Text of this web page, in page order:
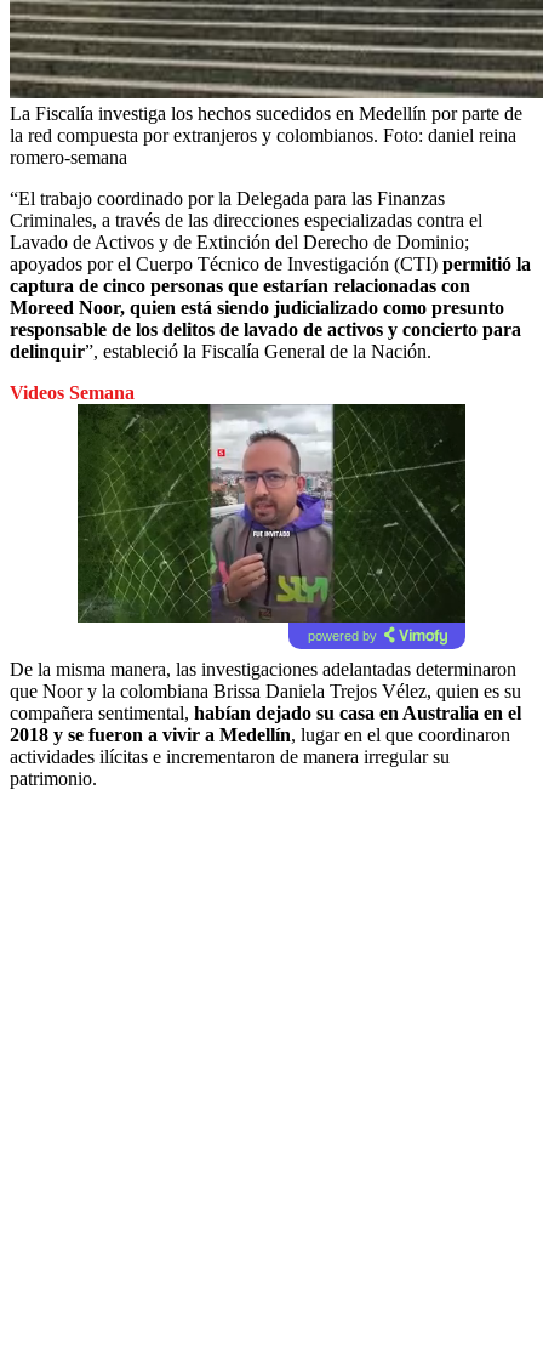
La Fiscalía investiga los hechos sucedidos en Medellín por parte de
la red compuesta por extranjeros y colombianos. Foto: daniel reina
romero-semana
“El trabajo coordinado por la Delegada para las Finanzas
Criminales, a través de las direcciones especializadas contra el
Lavado de Activos y de Extinción del Derecho de Dominio;
apoyados por el Cuerpo Técnico de Investigación (CTI) permitió la
captura de cinco personas que estarían relacionadas con
Moreed Noor, quien está siendo judicializado como presunto
responsable de los delitos de lavado de activos y concierto para
delinquir”, estableció la Fiscalía General de la Nación.
Videos Semana
powered by
De la misma manera, las investigaciones adelantadas determinaron
que Noor y la colombiana Brissa Daniela Trejos Vélez, quien es su
compañera sentimental, habían dejado su casa en Australia en el
2018 y se fueron a vivir a Medellín, lugar en el que coordinaron
actividades ilícitas e incrementaron de manera irregular su
patrimonio.